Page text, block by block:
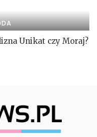
Unikat czy Moraj?